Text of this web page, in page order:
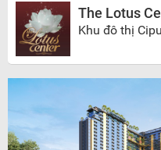
The Lotus
Khu đô thị